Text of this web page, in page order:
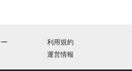
利用規約
運営情報